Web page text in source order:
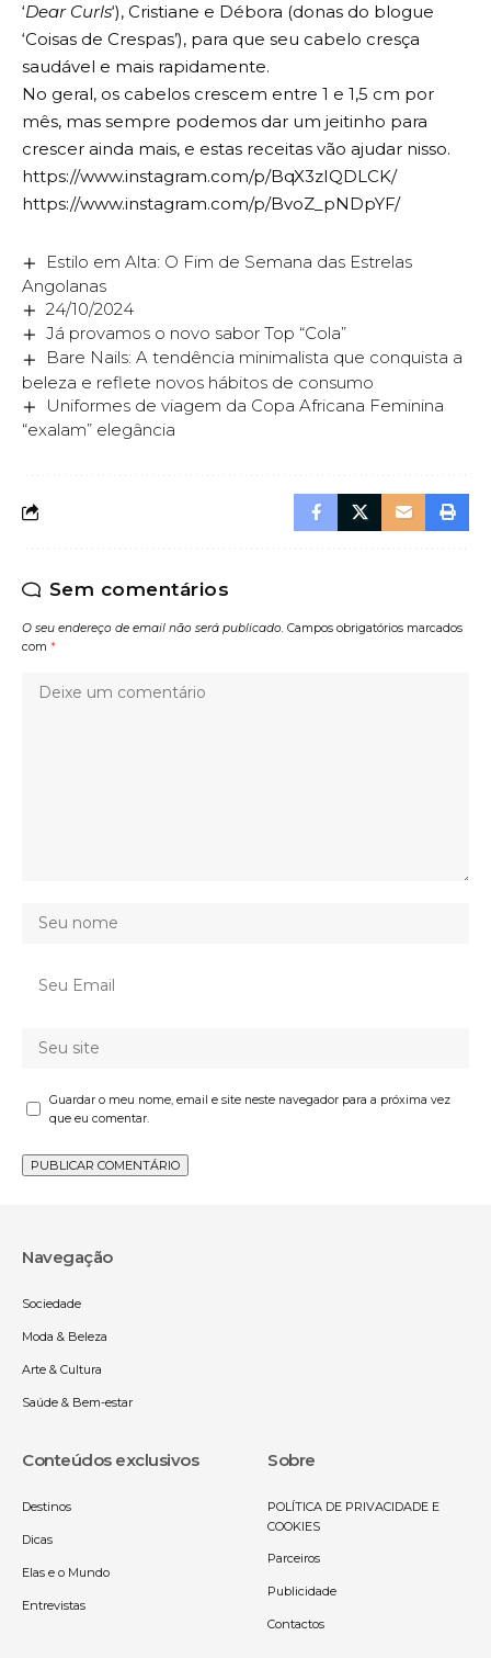
‘Dear Curls‘), Cristiane e Débora (donas do blogue
‘Coisas de Crespas’), para que seu cabelo cresça
saudável e mais rapidamente.
No geral, os cabelos crescem entre 1 e 1,5 cm por
mês, mas sempre podemos dar um jeitinho para
crescer ainda mais, e estas receitas vão ajudar nisso.
https://www.instagram.com/p/BqX3zIQDLCK/
https://www.instagram.com/p/BvoZ_pNDpYF/
Estilo em Alta: O Fim de Semana das Estrelas
Angolanas
24/10/2024
Já provamos o novo sabor Top “Cola”
Bare Nails: A tendência minimalista que conquista a
beleza e reflete novos hábitos de consumo
Uniformes de viagem da Copa Africana Feminina
“exalam” elegância
Sem comentários
O seu endereço de email não será publicado. Campos obrigatórios marcados
com *
Guardar o meu nome, email e site neste navegador para a próxima vez
que eu comentar.
Navegação
Sociedade
Moda & Beleza
Arte & Cultura
Saúde & Bem-estar
Conteúdos exclusivos
Destinos
Dicas
Elas e o Mundo
Entrevistas
Sobre
POLÍTICA DE PRIVACIDADE E
COOKIES
Parceiros
Publicidade
Contactos